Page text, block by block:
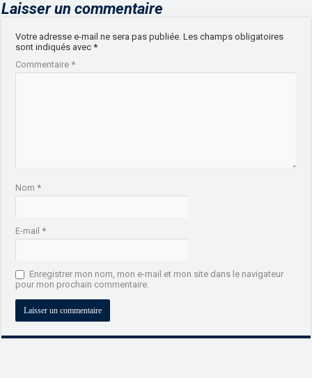
Laisser un commentaire
Votre adresse e-mail ne sera pas publiée. Les champs obligatoires
sont indiqués avec*
Commentaire*
Nom*
E-mail*
Enregistrer mon nom, mon e-mail et mon site dans le navigateur
pour mon prochain commentaire.